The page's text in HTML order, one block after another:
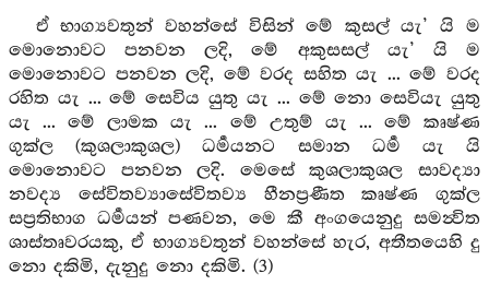
ඒ භාග්‍යවතුන් වහන්සේ විසින් මේ කුසල් යැ’ යි ම
මොනොවට පනවන ලදි, මේ අකුසසල් යැ’ යි ම
මොනොවට පනවන ලදි, මේ වරද සහිත යැ ... මේ වරද
රහිත යැ ... මේ සෙවිය යුතු යැ ... මේ නො සෙවියැ යුතු
යැ ... මේ ලාමක යැ ... මේ උතුම් යැ ... මේ කෘෂ්ණ
ගුක්ල (කුශලාකුශල) ධර්‍මයනට සමාන ධර්‍ම යැ යි
මොනොවට පනවන ලදි. මෙසේ කුශලාකුශල සාවද්‍යා
නවද්‍ය සේවිතව්‍යාසේවිතව්‍ය හීනප්‍රණීත කෘෂ්ණ ගුක්ල
සප්‍රතිභාග ධර්‍මයන් පණවන, මෙ කී අංගයෙනුදු සමන්‍විත
ශාස්තෘවරයකු, ඒ භාග්‍යවතුන් වහන්සේ හැර, අතීතයෙහි දු
නො දකිමි, දැනුදු නො දකිමි. (3)